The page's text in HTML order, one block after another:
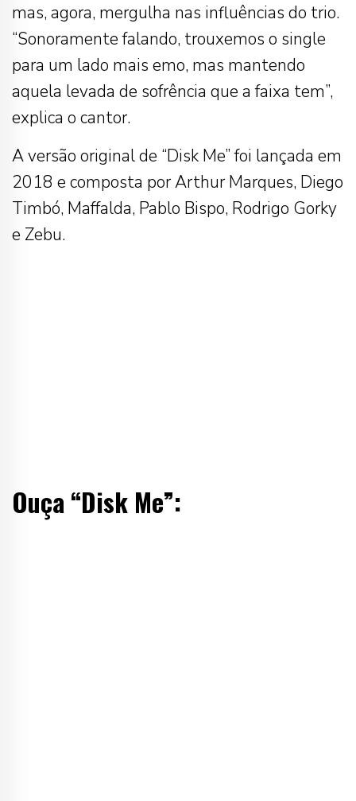
mas, agora, mergulha nas influências do trio.
“Sonoramente falando, trouxemos o single
para um lado mais emo, mas mantendo
aquela levada de sofrência que a faixa tem”,
explica o cantor.
A versão original de “Disk Me” foi lançada em
2018 e composta por Arthur Marques, Diego
Timbó, Maffalda, Pablo Bispo, Rodrigo Gorky
e Zebu.
Ouça “Disk Me”: